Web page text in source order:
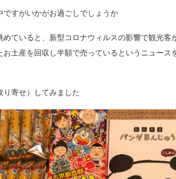
ですがいかがお過ごしでしょうか
めていると、新型コロナウィルスの影響で観光
お土産を回収し半額で売っているというニュー
り寄せ）してみました